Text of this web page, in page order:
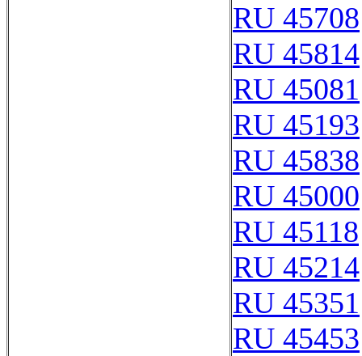
RU 45708
RU 45814
RU 45081
RU 45193
RU 45838
RU 45000
RU 45118
RU 45214
RU 45351
RU 45453